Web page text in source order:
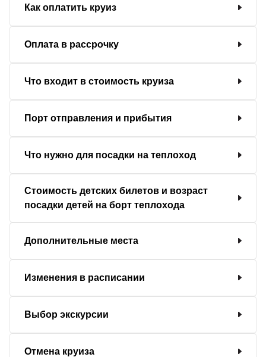
Как оплатить круиз
Оплата в рассрочку
Что входит в стоимость круиза
Порт отправления и прибытия
Что нужно для посадки на теплоход
Стоимость детских билетов и возраст
посадки детей на борт теплохода
Дополнительные места
Изменения в расписании
Выбор экскурсии
Отмена круиза